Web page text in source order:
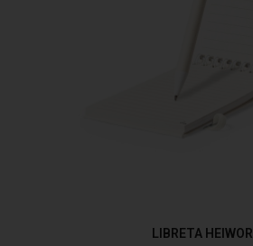
LIBRETA HEIWOR